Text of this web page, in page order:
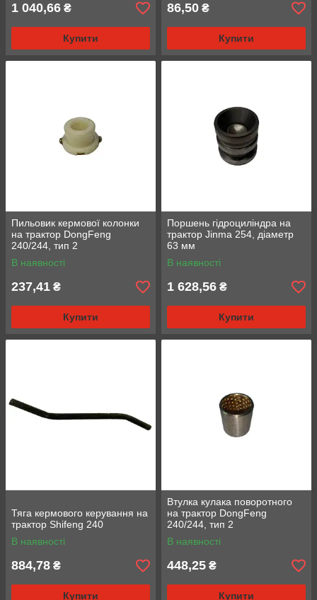
1 040,66 ₴
Купити
86,50 ₴
Купити
Пильовик кермової колонки
на трактор DongFeng
240/244, тип 2
В наявності
237,41 ₴
Купити
Поршень гідроциліндра на
трактор Jinma 254, діаметр
63 мм
В наявності
1 628,56 ₴
Купити
Тяга кермового керування на
трактор Shifeng 240
В наявності
884,78 ₴
Купити
Втулка кулака поворотного
на трактор DongFeng
240/244, тип 2
В наявності
448,25 ₴
Купити